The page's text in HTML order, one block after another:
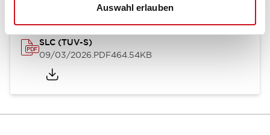
Auswahl erlauben
SLC (TUV-S)
09/03/2026.PDF464.54KB